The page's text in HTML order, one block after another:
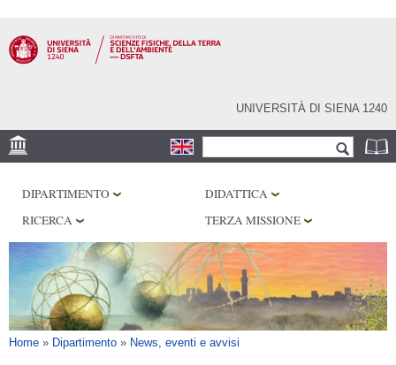
contenuto
principale
UNIVERSITÀ DI SIENA 1240
Form di ricerca
MUSEI
OSSERVATORIO
BIBLIOTECHE
SERVIZI
DIPARTIMENTO
DIDATTICA
RICERCA
TERZA MISSIONE
Tu sei qui
Home » Dipartimento » News, eventi e avvisi